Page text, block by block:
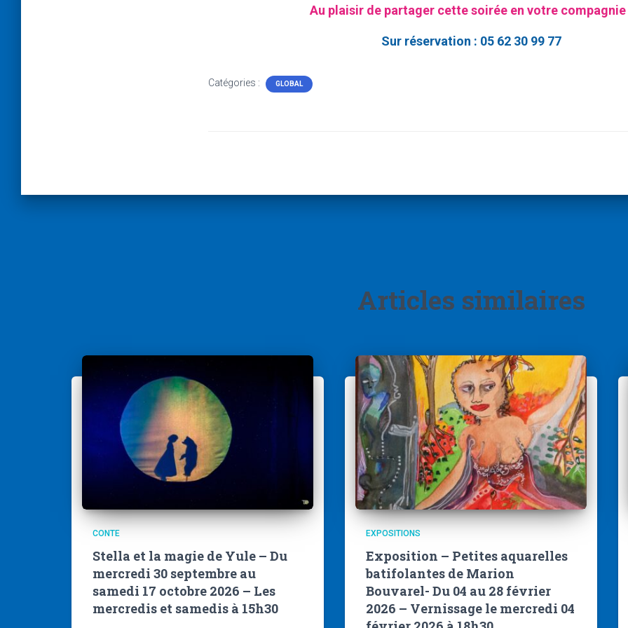
Au plaisir de partager cette soirée en votre compagnie
Sur réservation : 05 62 30 99 77
Catégories : GLOBAL
Articles similaires
CONTE
Stella et la magie de Yule – Du
mercredi 30 septembre au
samedi 17 octobre 2026 – Les
mercredis et samedis à 15h30
EXPOSITIONS
Exposition – Petites aquarelles
batifolantes de Marion
Bouvarel- Du 04 au 28 février
2026 – Vernissage le mercredi 04